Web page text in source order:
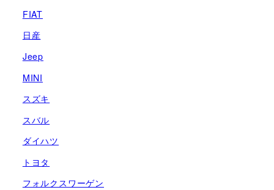
FIAT
日産
Jeep
MINI
スズキ
スバル
ダイハツ
トヨタ
フォルクスワーゲン